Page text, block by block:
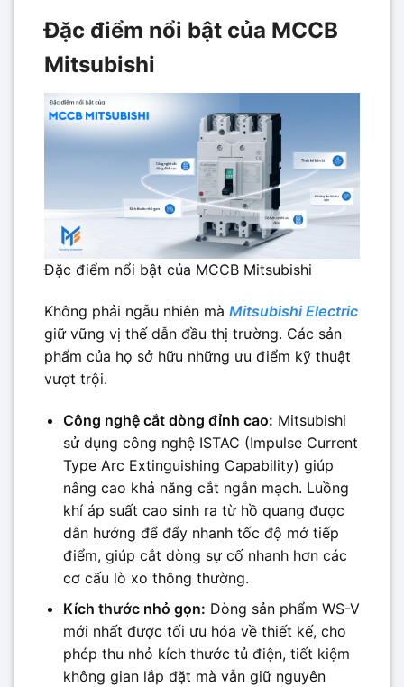
Đặc điểm nổi bật của MCCB
Mitsubishi
Đặc điểm nổi bật của MCCB Mitsubishi
Không phải ngẫu nhiên mà Mitsubishi Electric
giữ vững vị thế dẫn đầu thị trường. Các sản
phẩm của họ sở hữu những ưu điểm kỹ thuật
vượt trội.
Công nghệ cắt dòng đỉnh cao: Mitsubishi
sử dụng công nghệ ISTAC (Impulse Current
Type Arc Extinguishing Capability) giúp
nâng cao khả năng cắt ngắn mạch. Luồng
khí áp suất cao sinh ra từ hồ quang được
dẫn hướng để đẩy nhanh tốc độ mở tiếp
điểm, giúp cắt dòng sự cố nhanh hơn các
cơ cấu lò xo thông thường.
Kích thước nhỏ gọn: Dòng sản phẩm WS-V
mới nhất được tối ưu hóa về thiết kế, cho
phép thu nhỏ kích thước tủ điện, tiết kiệm
không gian lắp đặt mà vẫn giữ nguyên